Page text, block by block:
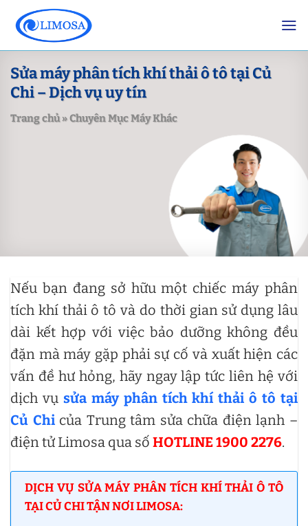
content
Sửa máy phân tích khí thải ô tô tại Củ
Chi – Dịch vụ uy tín
Trang chủ»Chuyên Mục Máy Khác
Nếu bạn đang sở hữu một chiếc máy phân
tích khí thải ô tô và do thời gian sử dụng lâu
dài kết hợp với việc bảo dưỡng không đều
đặn mà máy gặp phải sự cố và xuất hiện các
vấn đề hư hỏng, hãy ngay lập tức liên hệ với
dịch vụ sửa máy phân tích khí thải ô tô tại
Củ Chicủa Trung tâm sửa chữa điện lạnh –
điện tử Limosa qua số HOTLINE 1900 2276.
DỊCH VỤ SỬA MÁY PHÂN TÍCH KHÍ THẢI Ô TÔ
TẠI CỦ CHI TẬN NƠI LIMOSA: